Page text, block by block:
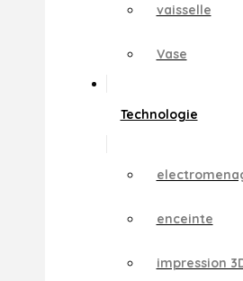
vaisselle
Vase
Technologie
enceinte
impression